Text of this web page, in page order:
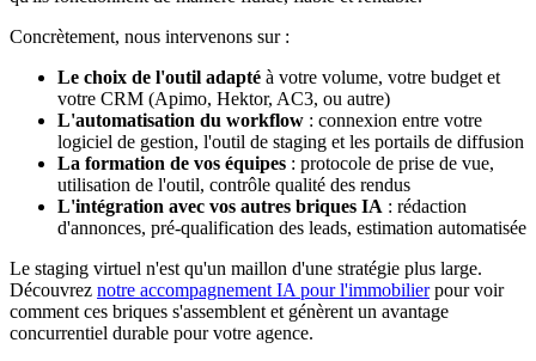
Concrètement, nous intervenons sur :
Le choix de l'outil adapté à votre volume, votre budget et
votre CRM (Apimo, Hektor, AC3, ou autre)
L'automatisation du workflow : connexion entre votre
logiciel de gestion, l'outil de staging et les portails de diffusion
La formation de vos équipes : protocole de prise de vue,
utilisation de l'outil, contrôle qualité des rendus
L'intégration avec vos autres briques IA : rédaction
d'annonces, pré-qualification des leads, estimation automatisée
Le staging virtuel n'est qu'un maillon d'une stratégie plus large.
Découvrez notre accompagnement IA pour l'immobilierpour voir
comment ces briques s'assemblent et génèrent un avantage
concurrentiel durable pour votre agence.